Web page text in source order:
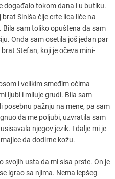
događalo tokom dana i u butiku.
Siniša čije crte lica liče na
Bila sam toliko opuštena da sam
Onda sam osetila još jedan par
Stefan, koji je očeva mini-
i velikim smeđim očima
ljubi i miluje grudi. Bila sam
posebnu pažnju na mene, pa sam
da me poljubi, uzvratila sam
njegov jezik. I dalje mi je
da dodirne kožu.
svojih usta da mi sisa prste. On je
igrao sa njima. Nema lepšeg